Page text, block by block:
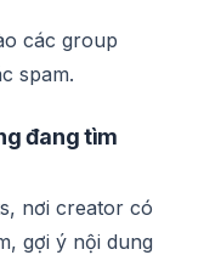
các group
spam.
đang tìm
nơi creator có
gợi ý nội dung